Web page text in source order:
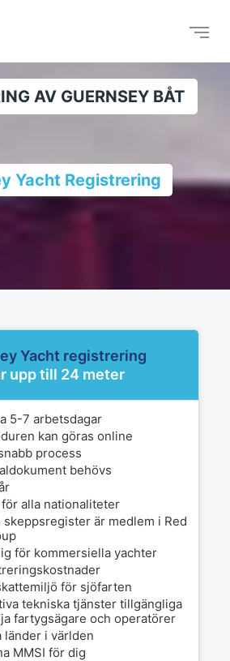
AV GUERNSEY BÅT
Yacht Registrering
Yacht registrering
upp till 24 meter
5-7 arbetsdagar
kan göras online
process
behövs
alla nationaliteter
skeppsregister är medlem i Red
för kommersiella yachter
för sjöfarten
tekniska tjänster tillgängliga
fartygsägare och operatörer
länder i världen
MMSI för dig